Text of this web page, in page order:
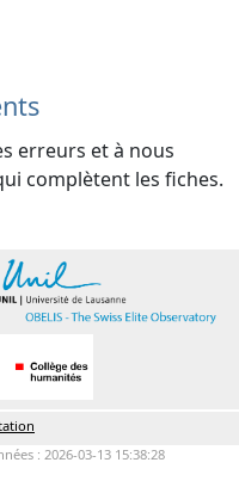
erreurs et à nous
complètent les fiches.
: 2026-03-13 15:38:28